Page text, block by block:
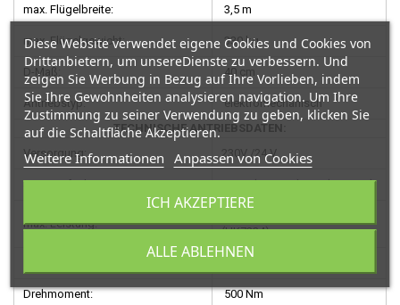
max. Flügelbreite: 3,5 m
max. Flügelgewicht: 330 kg
D-Maß: 40 cm
Antriebstyp:
elektromechanisch
TECHNISCHE ANTRIEBSDATEN:
Versorgung:
230V /24 V
Stromaufnahme: 1,5 A (HK7024); 6 A (HK7224)
max. Leistung:
(HK7224)
Drehmoment: 500 Nm
Diese Website verwendet eigene Cookies und Cookies von
Drittanbietern, um unsereDienste zu verbessern. Und
zeigen Sie Werbung in Bezug auf Ihre Vorlieben, indem
Sie Ihre Gewohnheiten analysieren navigation. Um Ihre
Zustimmung zu seiner Verwendung zu geben, klicken Sie
auf die Schaltfläche Akzeptieren.
Weitere Informationen Anpassen von Cookies
ALLE ABLEHNEN
ICH AKZEPTIERE